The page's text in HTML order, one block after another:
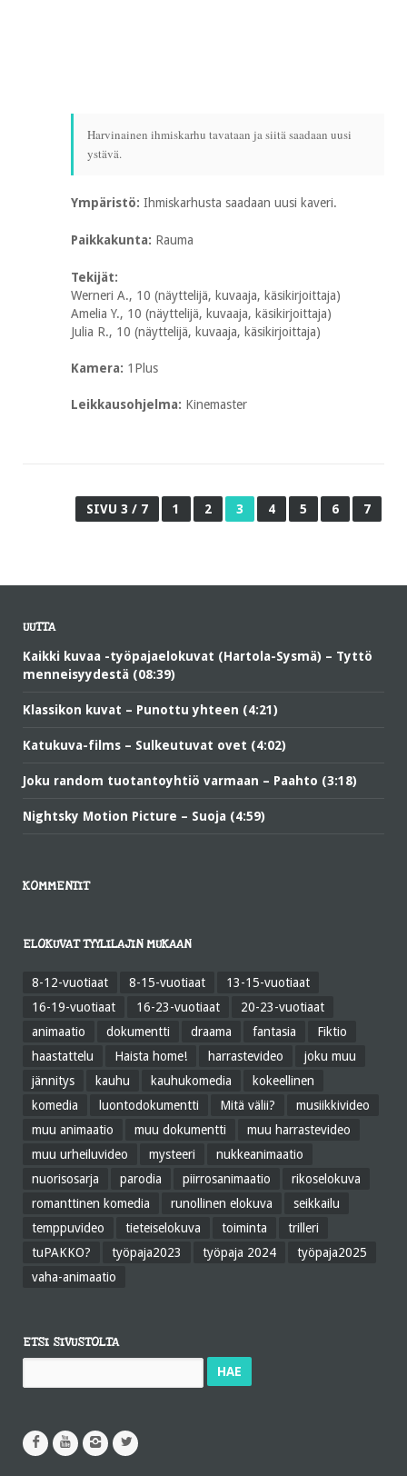
Harvinainen ihmiskarhu tavataan ja siitä saadaan uusi
ystävä.
Ympäristö: Ihmiskarhusta saadaan uusi kaveri.
Paikkakunta: Rauma
Tekijät:
Werneri A., 10 (näyttelijä, kuvaaja, käsikirjoittaja)
Amelia Y., 10 (näyttelijä, kuvaaja, käsikirjoittaja)
Julia R., 10 (näyttelijä, kuvaaja, käsikirjoittaja)
Kamera: 1Plus
Leikkausohjelma: Kinemaster
SIVU 3 / 7 1 2 3 4 5 6 7
UUTTA
Kaikki kuvaa -työpajaelokuvat (Hartola-Sysmä) – Tyttö
menneisyydestä (08:39)
Klassikon kuvat – Punottu yhteen (4:21)
Katukuva-films – Sulkeutuvat ovet (4:02)
Joku random tuotantoyhtiö varmaan – Paahto (3:18)
Nightsky Motion Picture – Suoja (4:59)
KOMMENTIT
ELOKUVAT TYYLILAJIN MUKAAN
8-12-vuotiaat 8-15-vuotiaat
13-15-vuotiaat
16-19-vuotiaat
16-23-vuotiaat
20-23-vuotiaat
animaatio
dokumentti draama fantasia
Fiktio
haastattelu
Haista home! harrastevideo
joku muu
jännitys
kauhu kauhukomedia
kokeellinen
komedia
luontodokumentti Mitä välii?
musiikkivideo
muu animaatio
muu dokumentti
muu harrastevideo
muu urheiluvideo
mysteeri
nukkeanimaatio
nuorisosarja
parodia piirrosanimaatio
rikoselokuva
romanttinen komedia
runollinen elokuva
seikkailu
temppuvideo
tieteiselokuva toiminta
trilleri
tuPAKKO?
työpaja2023 työpaja 2024
työpaja2025
vaha-animaatio
ETSI SIVUSTOLTA